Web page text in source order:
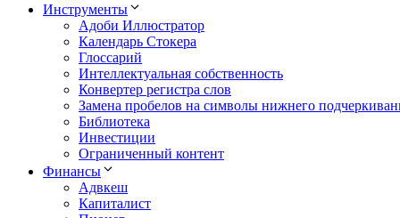
Инструменты
Адоби Иллюстратор
Календарь Стокера
Глоссарий
Интеллектуальная собственность
Конвертер регистра слов
Замена пробелов на символы нижнего
Библиотека
Инвестиции
Ограниченный контент
Финансы
Адвкеш
Капиталист